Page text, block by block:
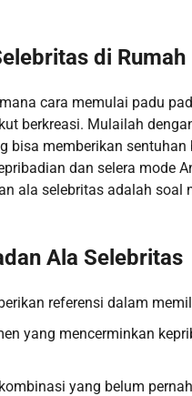
di Rumah
cara memulai padu
berkreasi. Mulailah
bisa memberikan
dan selera mode
ala selebritas adalah
Ala Selebritas
referensi dalam
yang mencerminkan
yang belum